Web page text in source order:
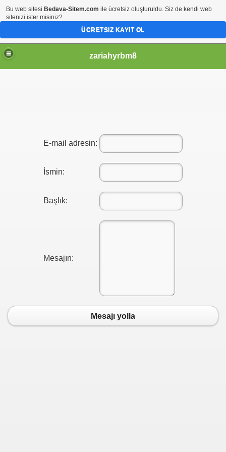
zariahyrbm8
E-mail adresin:
İsmin:
Başlık:
Mesajın:
Mesajı yolla
you study discount Nhl d
Bu web sitesi Bedava-Sitem.com ile ücretsiz oluşturuldu. Siz de kendi web
sitenizi ister misiniz?
ÜCRETSIZ KAYIT OL